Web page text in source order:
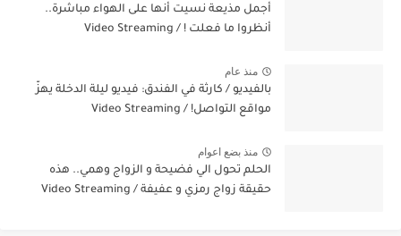
أجمل مذيعة نسيت أنها على الهواء مباشرة..
أنظروا ما فعلت ! / Video Streaming
منذ عام
بالفيديو / كارثة في الفندق: فيديو ليلة الدخلة يهزّ
مواقع التواصل! / Video Streaming
منذ بضع اعوام
الحلم تحول الي فضيحة و الزواج وهمي.. هذه
حقيقة زواج رمزي و عفيفة / Video Streaming